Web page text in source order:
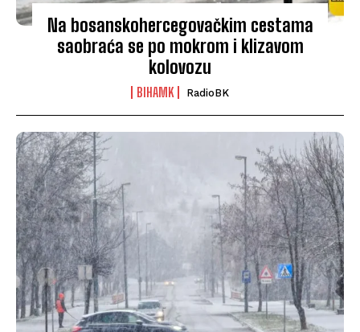
Na bosanskohercegovačkim cestama
saobraća se po mokrom i klizavom
kolovozu
BIHAMK RadioBK